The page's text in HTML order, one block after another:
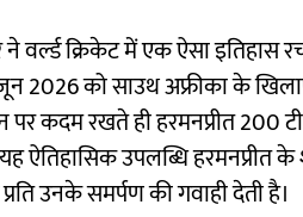
वर्ल्ड क्रिकेट में एक ऐसा इतिहास
2026 को साउथ अफ्रीका के
कदम रखते ही हरमनप्रीत 200
उपलब्धि हरमनप्रीत के
उनके समर्पण की गवाही देती है।